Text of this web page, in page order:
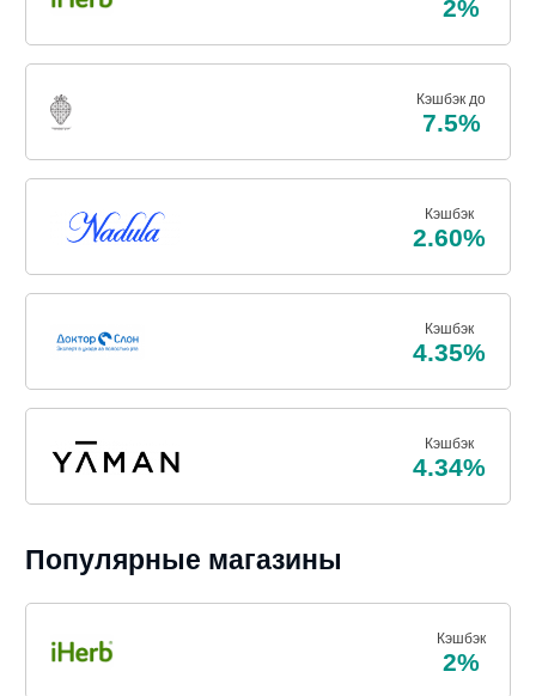
2%
Кэшбэк до
7.5%
Кэшбэк
2.60%
Кэшбэк
4.35%
Кэшбэк
4.34%
Популярные магазины
Кэшбэк
2%